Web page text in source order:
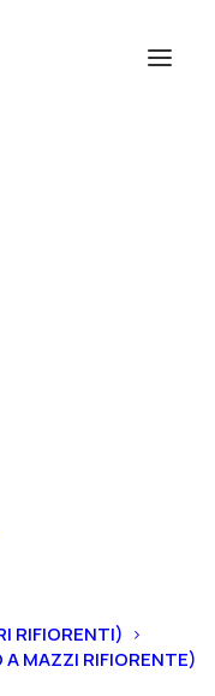
RIFIORENTI)
MAZZI RIFIORENTE)